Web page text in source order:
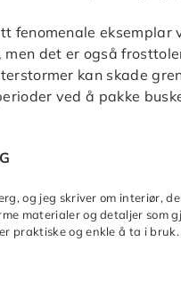
fenomenale
det er også
kan skade
ved å pakke
og jeg skriver om interiør,
materialer og detaljer som
praktiske og enkle å ta i bruk.